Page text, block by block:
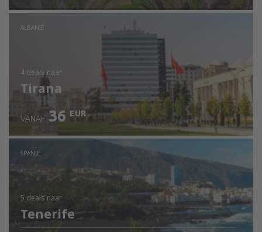
ALBANIË
4 deals naar
Tirana
VANAF 36 EUR
SPANJE
5 deals naar
Tenerife